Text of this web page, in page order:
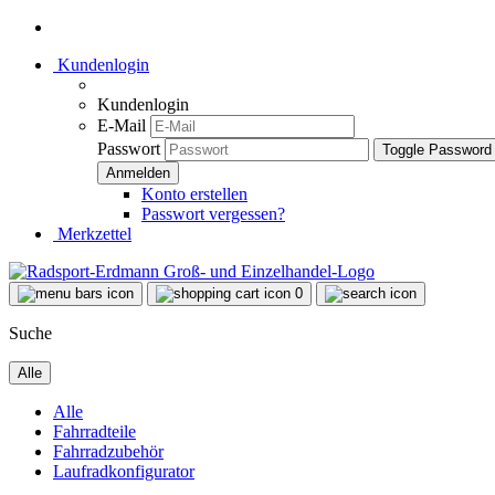
Kundenlogin
Kundenlogin
E-Mail
Passwort
Toggle
Konto erstellen
Passwort vergessen?
Merkzettel
0
Suche
Alle
Alle
Fahrradteile
Fahrradzubehör
Laufradkonfigurator